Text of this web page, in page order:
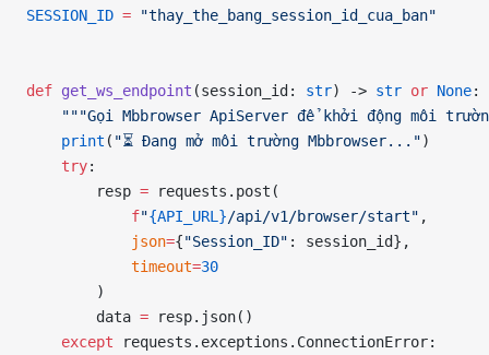
SESSION_ID = "thay_the_bang_session_id_cua_ban"
def get_ws_endpoint (session_id: str) -> str or None:
"""Gọi Mbbrowser ApiServer để khởi động môi
    print
( "⏳ Đang mở môi trường Mbbrowser...")
    try
:
        resp
= requests.post(
            f
"{API_URL}/api/v1/browser/start" ,
            json
={"Session_ID" : session_id},
            timeout
=30
        )
        data
= resp.json()
    except
requests.exceptions.ConnectionError: